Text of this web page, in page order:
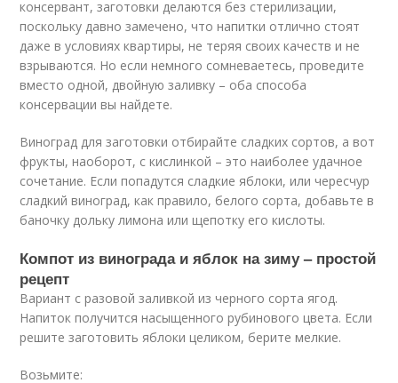
консервант, заготовки делаются без стерилизации,
поскольку давно замечено, что напитки отлично стоят
даже в условиях квартиры, не теряя своих качеств и не
взрываются. Но если немного сомневаетесь, проведите
вместо одной, двойную заливку – оба способа
консервации вы найдете.
Виноград для заготовки отбирайте сладких сортов, а вот
фрукты, наоборот, с кислинкой – это наиболее удачное
сочетание. Если попадутся сладкие яблоки, или чересчур
сладкий виноград, как правило, белого сорта, добавьте в
баночку дольку лимона или щепотку его кислоты.
Компот из винограда и яблок на зиму – простой
рецепт
Вариант с разовой заливкой из черного сорта ягод.
Напиток получится насыщенного рубинового цвета. Если
решите заготовить яблоки целиком, берите мелкие.
Возьмите: